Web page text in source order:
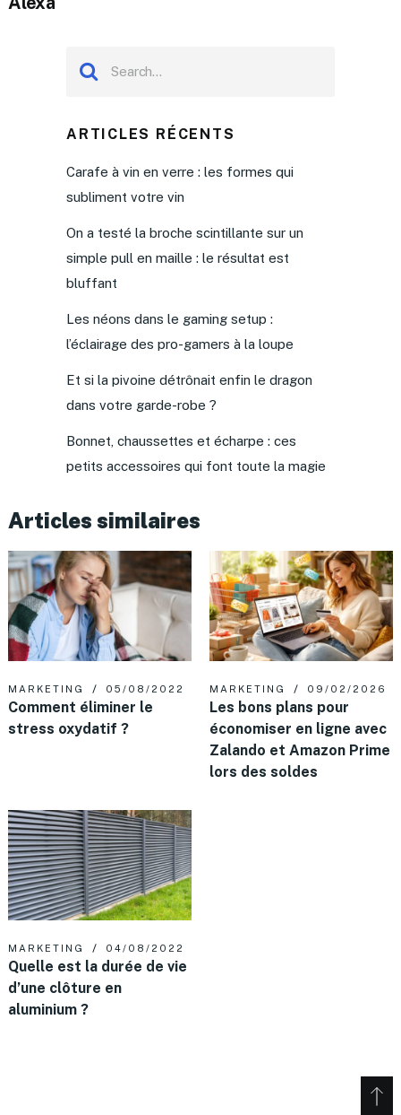
ARTICLES RÉCENTS
Carafe à vin en verre : les formes qui
subliment votre vin
On a testé la broche scintillante sur un
simple pull en maille : le résultat est
bluffant
Les néons dans le gaming setup :
l’éclairage des pro-gamers à la loupe
Et si la pivoine détrônait enfin le dragon
dans votre garde-robe ?
Bonnet, chaussettes et écharpe : ces
petits accessoires qui font toute la magie
Articles similaires
MARKETING 05/08/2022
Comment éliminer le
stress oxydatif ?
MARKETING 09/02/2026
Les bons plans pour
économiser en ligne avec
Zalando et Amazon Prime
lors des soldes
MARKETING 04/08/2022
Quelle est la durée de vie
d’une clôture en
aluminium ?